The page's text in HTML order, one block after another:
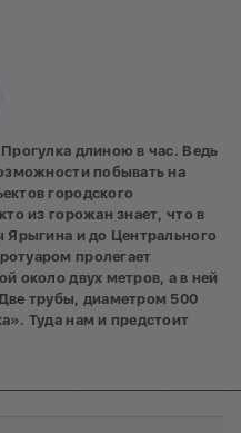
длиною в час. Ведь
побывать на
городского
из горожан знает, что в
Ярыгина и до Центрального
пролегает
около двух метров, а в ней
трубы, диаметром 500
Туда нам и предстоит